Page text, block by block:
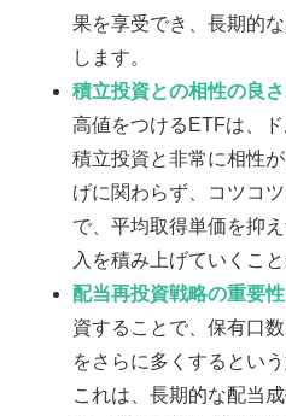
果を享受でき、長期的
します。
積立投資との相性の良
高値をつけるETFは、
積立投資と非常に相性
げに関わらず、コツコ
で、平均取得単価を抑
入を積み上げていくこと
配当再投資戦略の重要
資することで、保有口
をさらに多くするとい
これは、長期的な配当